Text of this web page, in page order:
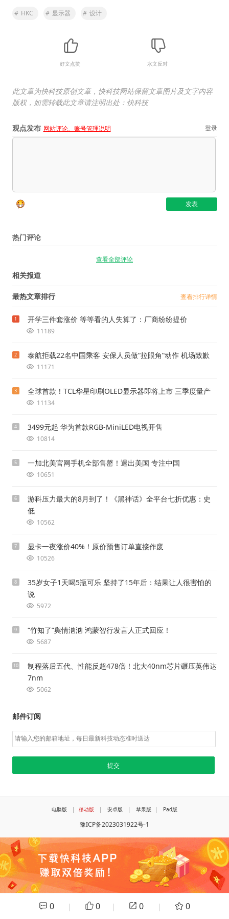
# HKC # 显示器 # 设计
好文点赞 水文反对
此文章为快科技原创文章，快科技网站保留文章图片及文字内容
版权，如需转载此文章请注明出处：快科技
观点发布 网站评论、账号管理说明 登录
热门评论
查看全部评论
相关报道
最热文章排行 查看排行详情
1 开学三件套涨价 等等看的人失算了：厂商纷纷提价
11189
2 泰航拒载22名中国乘客 安保人员做“拉眼角”动作 机场致歉
11171
3 全球首款！TCL华星印刷OLED显示器即将上市 三季度量产
11134
4 3499元起 华为首款RGB-MiniLED电视开售
10814
5 一加北美官网手机全部售罄！退出美国 专注中国
10651
6
游科压力最大的8月到了！《黑神话》全平台七折优惠：史
低
10562
7 显卡一夜涨价40%！原价预售订单直接作废
10526
8
35岁女子1天喝5瓶可乐 坚持了15年后：结果让人很害怕的
说
5972
9 “竹知了”舆情汹汹 鸿蒙智行发言人正式回应！
5687
10
制程落后五代、性能反超478倍！北大40nm芯片碾压英伟达
7nm
5062
邮件订阅
0 | 0 | 0 | 0
电脑版 | 移动版 | 安卓版 | 苹果版 | Pad版
豫ICP备2023031922号-1